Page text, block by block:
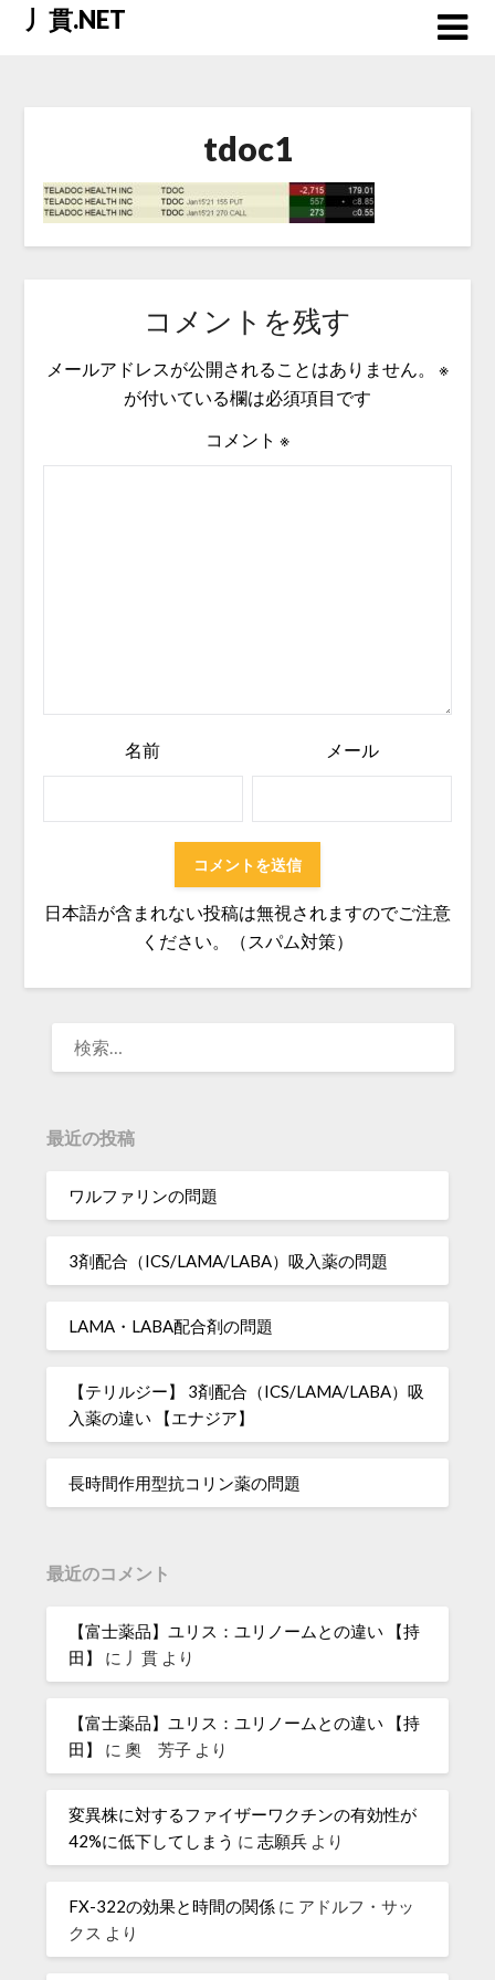
Skip丿貫.NET
tdoc1
コメントを残す
メールアドレスが公開されることはありません。
※
が付いている欄は必須項目です
コメント ※
名前 メール
日本語が含まれない投稿は無視されますのでご注意
ください。（スパム対策）
最近の投稿
ワルファリンの問題
3剤配合（ICS/LAMA/LABA）吸入薬の問題
LAMA・LABA配合剤の問題
【テリルジー】 3剤配合（ICS/LAMA/LABA）吸
入薬の違い 【エナジア】
長時間作用型抗コリン薬の問題
最近のコメント
【富士薬品】ユリス：ユリノームとの違い 【持
田】
に 丿貫 より
【富士薬品】ユリス：ユリノームとの違い 【持
田】
に奧 芳子 より
変異株に対するファイザーワクチンの有効性が
42%に低下してしまう に志願兵 より
FX-322の効果と時間の関係 に アドルフ・サッ
クス より